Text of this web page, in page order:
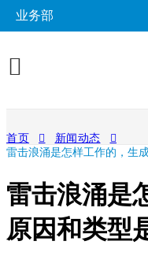
业务部
照明与光度测试
分布光度计系统
积分球光谱辐射计系
EMC电磁兼容
EMI电磁干扰测试系
环境试验箱
行业应用
LED与灯具测试方案
LM-79与LM-80测试方
相关标准
GB 中国国家标准
成功案例
首页
新闻动态
雷击浪涌是怎样工作的，生
雷击浪涌是
原因和类型